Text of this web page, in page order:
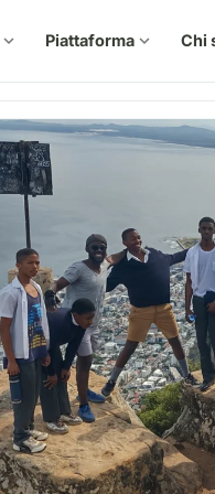
expand_more Piattaforma expand_more Chi